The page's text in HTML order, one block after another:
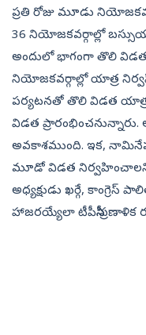
ప్రతి రోజు మూడు
36 నియోజకవర్గాల్లో
అందులో భాగంగా తొలి
నియోజకవర్గాల్లో యాత్ర
పర్యటనతో తొలి విడత
విడత
అవకాశముంది. ఇక,
మూడో విడత
అధ్యక్షుడు ఖర్గే, కాంగ్రెస్‌
హాజరయ్యేలా టీపీసీసీ ప్రణాళిక